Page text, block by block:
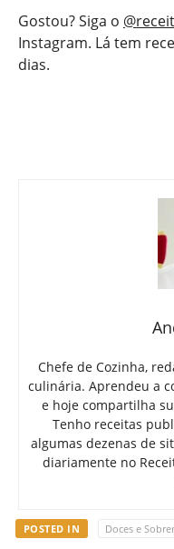
Gostou? Siga o
Instagram. Lá tem
dias.
Chefe de Cozinha,
culinária. Aprendeu a
e hoje compartilha
Tenho receitas
algumas dezenas de
diariamente no
POSTED IN Doces e